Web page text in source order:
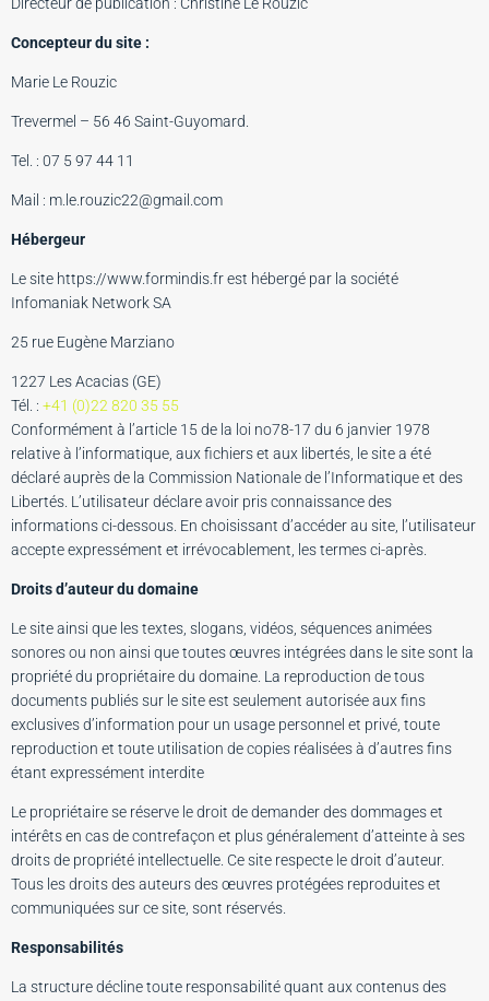
Concepteur du site :
Marie Le Rouzic
Trevermel – 56 46 Saint-Guyomard.
Tel. : 07 5 97 44 11
Mail : m.le.rouzic22@gmail.com
Hébergeur
Le site https://www.formindis.fr est hébergé par la société
Infomaniak Network SA
25 rue Eugène Marziano
1227 Les Acacias (GE)
Tél. : +41 (0)22 820 35 55
Conformément à l’article 15 de la loi no78-17 du 6 janvier 1978
relative à l’informatique, aux fichiers et aux libertés, le site a été
déclaré auprès de la Commission Nationale de l’Informatique et des
Libertés. L’utilisateur déclare avoir pris connaissance des
informations ci-dessous. En choisissant d’accéder au site, l’utilisateur
accepte expressément et irrévocablement, les termes ci-après.
Droits d’auteur du domaine
Le site ainsi que les textes, slogans, vidéos, séquences animées
sonores ou non ainsi que toutes œuvres intégrées dans le site sont la
propriété du propriétaire du domaine. La reproduction de tous
documents publiés sur le site est seulement autorisée aux fins
exclusives d’information pour un usage personnel et privé, toute
reproduction et toute utilisation de copies réalisées à d’autres fins
étant expressément interdite
Le propriétaire se réserve le droit de demander des dommages et
intérêts en cas de contrefaçon et plus généralement d’atteinte à ses
droits de propriété intellectuelle. Ce site respecte le droit d’auteur.
Tous les droits des auteurs des œuvres protégées reproduites et
communiquées sur ce site, sont réservés.
Responsabilités
La structure décline toute responsabilité quant aux contenus des